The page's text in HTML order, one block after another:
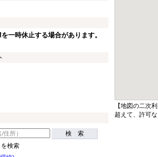
一時休止する場合があります。
検 索
検索
【地図の二次
超えて、許可